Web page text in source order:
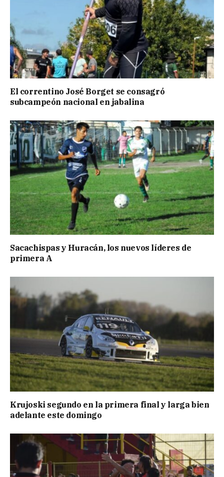
El correntino José Borget se consagró
subcampeón nacional en jabalina
Sacachispas y Huracán, los nuevos líderes de
primera A
Krujoski segundo en la primera final y larga bien
adelante este domingo